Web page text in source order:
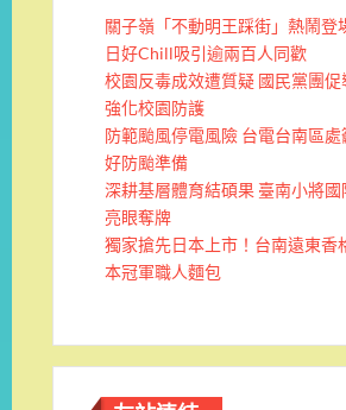
關子嶺「不動明王踩街」熱鬧
日好Chill吸引逾兩百人同歡
校園反毒成效遭質疑 國民黨團
強化校園防護
防範颱風停電風險 台電台南區
好防颱準備
深耕基層體育結碩果 臺南小將
亮眼奪牌
獨家搶先日本上市！台南遠東香
本冠軍職人麵包